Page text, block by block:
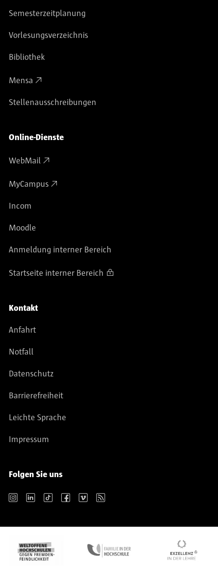
Semesterzeitplanung
Vorlesungsverzeichnis
Bibliothek
Mensa
Stellenausschreibungen
Online-Dienste
WebMail
MyCampus
Incom
Moodle
Anmeldung interner Bereich
Startseite interner Bereich
Kontakt
Anfahrt
Notfall
Datenschutz
Barrierefreiheit
Leichte Sprache
Impressum
Folgen Sie uns
Instagram LinkedIn TikTok Facebook Vimeo RSS